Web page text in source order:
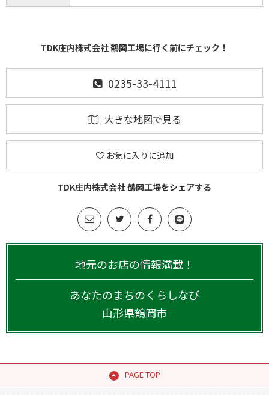
TDK庄内株式会社 鶴岡工場に行く前にチェック！
0235-33-4111
大きな地図で見る
お気に入りに追加
TDK庄内株式会社 鶴岡工場をシェアする
地元のお店の情報満載！
あなたのまちのくらしなび
山形県鶴岡市
PAGE TOP